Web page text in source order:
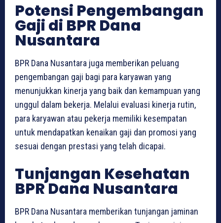
Potensi Pengembangan
Gaji di BPR Dana
Nusantara
BPR Dana Nusantara juga memberikan peluang
pengembangan gaji bagi para karyawan yang
menunjukkan kinerja yang baik dan kemampuan yang
unggul dalam bekerja. Melalui evaluasi kinerja rutin,
para karyawan atau pekerja memiliki kesempatan
untuk mendapatkan kenaikan gaji dan promosi yang
sesuai dengan prestasi yang telah dicapai.
Tunjangan Kesehatan
BPR Dana Nusantara
BPR Dana Nusantara memberikan tunjangan jaminan